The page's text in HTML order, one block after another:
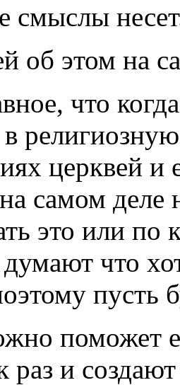
смыслы
об этом на
что
церквей и
самом деле
это или по
что
пусть
поможет
раз и